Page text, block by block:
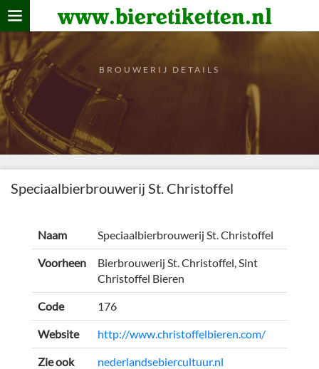
www.bieretiketten.nl
Home
verzamelen
De bierkaart
Bezoekers
BROUWERIJ DETAILS
Speciaalbierbrouwerij St. Christoffel
Naam Speciaalbierbrouwerij St. Christoffel
Voorheen
Bierbrouwerij St. Christoffel, Sint
Christoffel Bieren
Code 176
Website http://www.christoffelbieren.com/
Zie ook nederlandsebiercultuur.nl